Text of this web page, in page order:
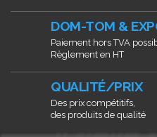
DOM-TOM &
Paiement hors TVA
Règlement en HT
QUALITÉ/PRIX
Des prix compétitifs,
des produits de qualité